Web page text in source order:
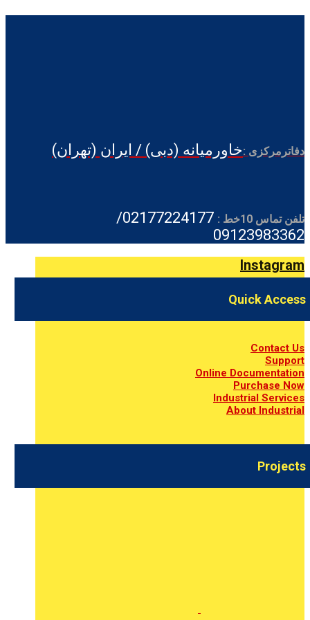
دفاترمرکزی :خاورمیانه (دبی) / ایران (تهران)
تلفن تماس 10خط :
02177224177/
09123983362
Instagram
Quick Access
Contact Us
Support
Online Documentation
Purchase Now
Industrial Services
About Industrial
Projects